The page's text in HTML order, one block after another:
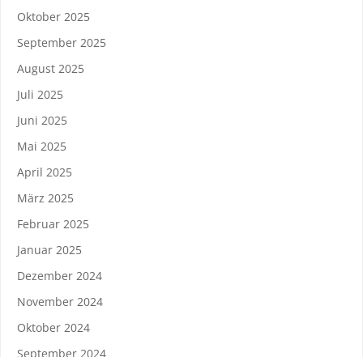
Oktober 2025
September 2025
August 2025
Juli 2025
Juni 2025
Mai 2025
April 2025
März 2025
Februar 2025
Januar 2025
Dezember 2024
November 2024
Oktober 2024
September 2024